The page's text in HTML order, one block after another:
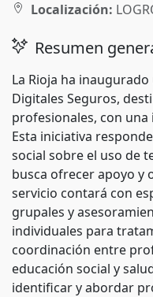
Localización:
Resumen
La Rioja ha
Digitales Seguros,
profesionales, con una
Esta iniciativa
social sobre el uso de
busca ofrecer apoyo y
servicio contará con
grupales y
individuales para
coordinación entre
educación social y
identificar y abordar